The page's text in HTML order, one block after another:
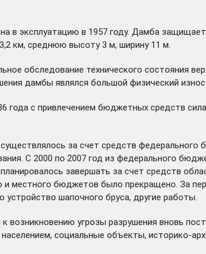
эксплуатацию в 1957 году. Дамба
км, среднюю высоту 3 м, ширину 11 м.
обследование технического состояния
дамбы являлся большой физический
года с привлечением бюджетных средств
за счет средств
С 2000 по 2007 год из федерального
завершать за счет средств
местного бюджетов было прекращено. За
шапочного бруса, другие работы.
возникновению угрозы разрушения вновь
социальные объекты, историко-